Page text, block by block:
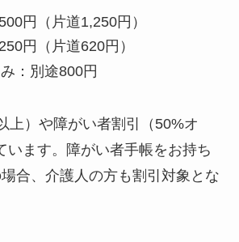
円（片道1,250円）
円（片道620円）
：別途800円
上）や障がい者割引（50%オ
います。障がい者手帳をお持ち
合、介護人の方も割引対象とな